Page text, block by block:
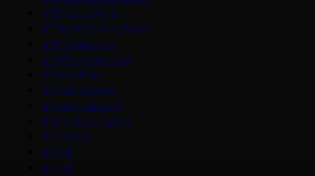
# Влад Ценев
#Любовь Аксенова
# Милана Бру
#Зубастая няня
# Колобок
# Смешарики
# Чебурашка 3
# Матвей Лыков
#Холод
# НМГ
# док